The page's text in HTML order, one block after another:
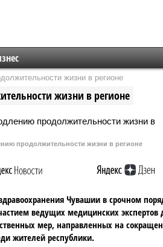
жизни в регионе
жизни в регионе
продолжительности жизни в регионе
Чувашии в срочном
ведущих медицинских экспертов
мер, направленных на
жителей республики.